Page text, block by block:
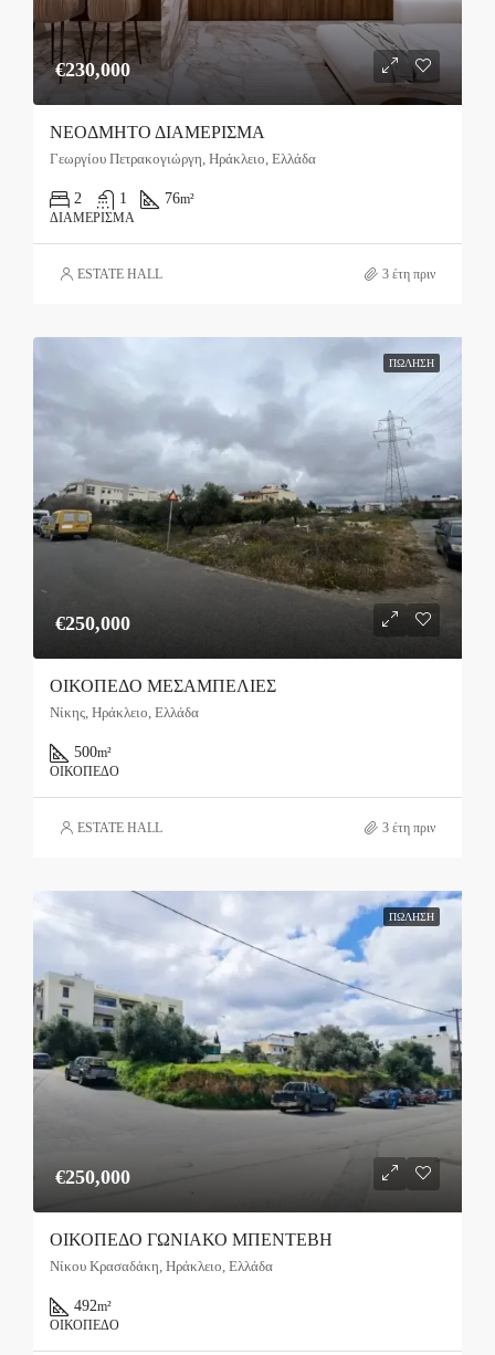
€230,000
ΝΕΟΔΜΗΤΟ ΔΙΑΜΕΡΙΣΜΑ
Γεωργίου Πετρακογιώργη, Ηράκλειο, Ελλάδα
2 1 76m²
ΔΙΑΜΈΡΙΣΜΑ
ESTATE HALL 3 έτη πριν
ΠΏΛΗΣΗ
€250,000
ΟΙΚΟΠΕΔΟ ΜΕΣΑΜΠΕΛΙΕΣ
Νίκης, Ηράκλειο, Ελλάδα
500m²
ΟΙΚΌΠΕΔΟ
ESTATE HALL 3 έτη πριν
ΠΏΛΗΣΗ
€250,000
ΟΙΚΟΠΕΔΟ ΓΩΝΙΑΚΟ ΜΠΕΝΤΕΒΗ
Νίκου Κρασαδάκη, Ηράκλειο, Ελλάδα
492m²
ΟΙΚΌΠΕΔΟ